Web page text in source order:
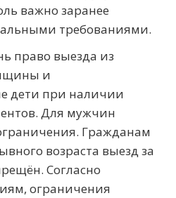
важно заранее
требованиями.
право выезда из
и
дети при наличии
Для мужчин
Гражданам
возраста выезд за
Согласно
ограничения